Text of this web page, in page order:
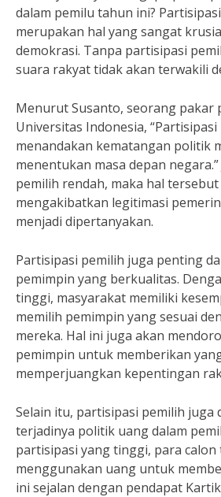
dalam pemilu tahun ini?
merupakan hal yang sangat
demokrasi. Tanpa partisipasi
suara rakyat tidak akan terwakili
Menurut Susanto, seorang pakar
Universitas Indonesia,
menandakan kematangan politik
menentukan masa depan
pemilih rendah, maka hal
mengakibatkan legitimasi
menjadi dipertanyakan.
Partisipasi pemilih juga penting
pemimpin yang berkualitas.
tinggi, masyarakat memiliki
memilih pemimpin yang sesuai
mereka. Hal ini juga akan
pemimpin untuk memberikan
memperjuangkan kepentingan
Selain itu, partisipasi pemilih juga
terjadinya politik uang dalam
partisipasi yang tinggi, para calon
menggunakan uang untuk
ini sejalan dengan pendapat